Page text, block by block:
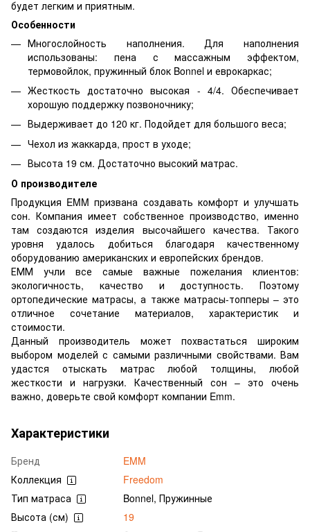
будет легким и приятным.
Особенности
Многослойность наполнения. Для наполнения
использованы: пена с массажным эффектом,
термовойлок, пружинный блок Bonnel и еврокаркас;
Жесткость достаточно высокая - 4/4. Обеспечивает
хорошую поддержку позвоночнику;
Выдерживает до 120 кг. Подойдет для большого веса;
Чехол из жаккарда, прост в уходе;
Высота 19 см. Достаточно высокий матрас.
О производителе
Продукция EMM призвана создавать комфорт и улучшать
сон. Компания имеет собственное производство, именно
там создаются изделия высочайшего качества. Такого
уровня удалось добиться благодаря качественному
оборудованию американских и европейских брендов.
ЕММ учли все самые важные пожелания клиентов:
экологичность, качество и доступность. Поэтому
ортопедические матрасы, а также матрасы-топперы – это
отличное сочетание материалов, характеристик и
стоимости.
Данный производитель может похвастаться широким
выбором моделей с самыми различными свойствами. Вам
удастся отыскать матрас любой толщины, любой
жесткости и нагрузки. Качественный сон – это очень
важно, доверьте свой комфорт компании Emm.
Характеристики
Бренд
EMM
Коллекция
Freedom
Тип матраса
Bonnel, Пружинные
Высота (см)
19